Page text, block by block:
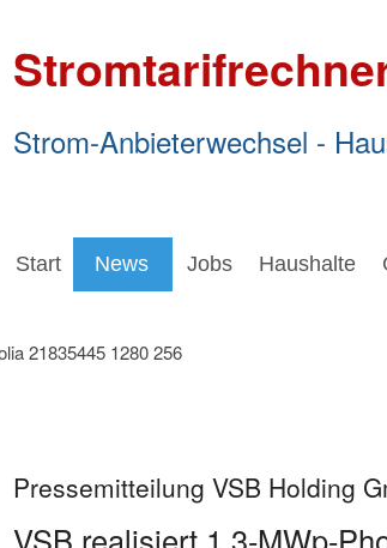
Strom-Anbieterwechsel -
Start News Jobs Haushalte
Pressemitteilung VSB Holding
VSB realisiert 1,3-MWp-